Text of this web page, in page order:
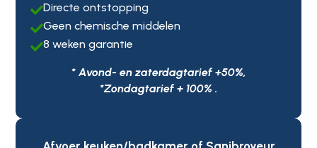
Directe ontstopping
Geen chemische middelen
8 weken garantie
* Avond- en zaterdagtarief +50%,
*Zondagtarief + 100% .